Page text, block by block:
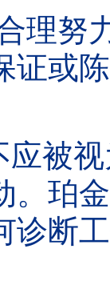
理努
证或
被
。珀
诊断